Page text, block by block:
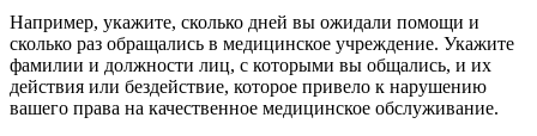
Например, укажите, сколько дней вы ожидали помощи и
сколько раз обращались в медицинское учреждение. Укажите
фамилии и должности лиц, с которыми вы общались, и их
действия или бездействие, которое привело к нарушению
вашего права на качественное медицинское обслуживание.